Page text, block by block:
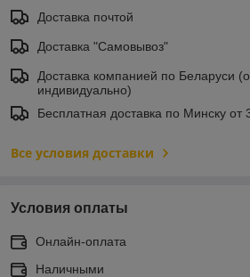
Доставка почтой
Доставка "Самовывоз"
Доставка компанией по Беларуси
индивидуально)
Бесплатная доставка по Минску от
Все условия доставки
Условия оплаты
Онлайн-оплата
Наличными